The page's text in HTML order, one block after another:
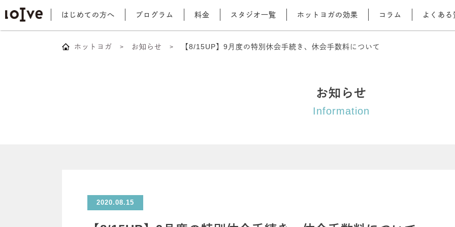
はじめての方へ プログラム 料金 スタジオ一覧 ホットヨガの効果 コラム よくある
ホットヨガ お知らせ 【8/15UP】9月度の特別休会手続き、休会手数料について
お知らせ
Information
2020.08.15